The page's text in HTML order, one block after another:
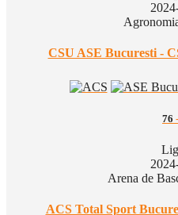
CSU ASE Bucuresti -
76 -
Arena de
ACS Total Sport